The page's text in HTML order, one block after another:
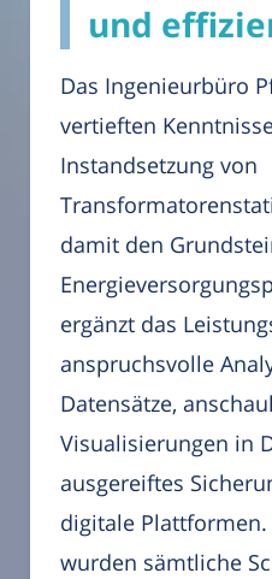
und
Das Ingenieurbüro
vertieften
Instandsetzung von
damit den
ergänzt das
anspruchsvolle
Datensätze,
Visualisierungen in
ausgereiftes
digitale Plattformen.
wurden sämtliche